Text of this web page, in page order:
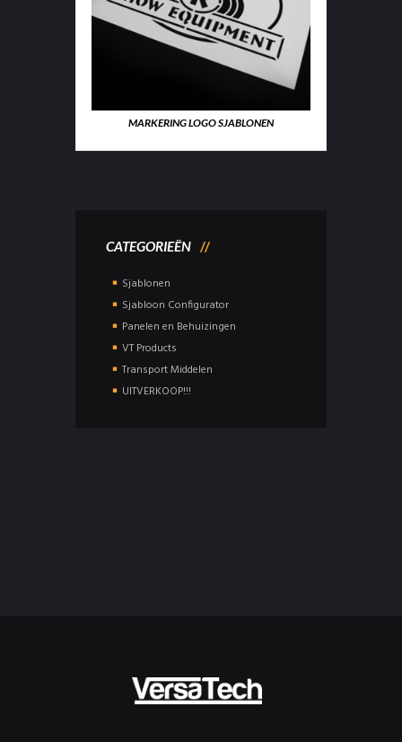
MARKERING LOGO SJABLONEN
CATEGORIEËN
Sjablonen
Sjabloon Configurator
Panelen en Behuizingen
VT Products
Transport Middelen
UITVERKOOP!!!